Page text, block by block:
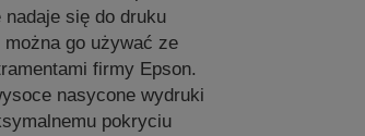
nadaje się do druku
go używać ze
firmy Epson.
nasycone wydruki
pokryciu